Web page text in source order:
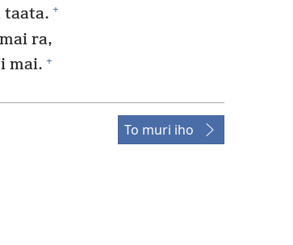
taata. +
ra,
mai. +
To muri iho